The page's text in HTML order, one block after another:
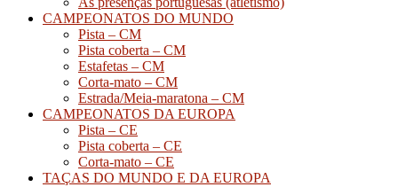
CAMPEONATOS DO MUNDO
Pista – CM
Pista coberta – CM
Estafetas – CM
Corta-mato – CM
Estrada/Meia-maratona – CM
CAMPEONATOS DA EUROPA
Pista – CE
Pista coberta – CE
Corta-mato – CE
TAÇAS DO MUNDO E DA EUROPA